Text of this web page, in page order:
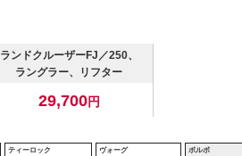
ランドクルーザーFJ／250、
ラングラー、リフター
29,700円
ティーロック
ヴォーグ
ボルボ